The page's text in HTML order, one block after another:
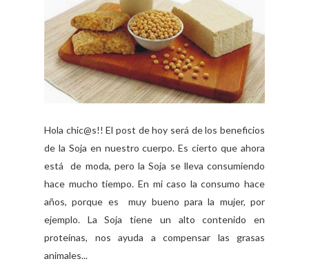
Hola chic@s!! El post de hoy será de los beneficios
de la Soja en nuestro cuerpo. Es cierto que ahora
está de moda, pero la Soja se lleva consumiendo
hace mucho tiempo. En mi caso la consumo hace
años, porque es muy bueno para la mujer, por
ejemplo. La Soja tiene un alto contenido en
proteínas, nos ayuda a compensar las grasas
animales...